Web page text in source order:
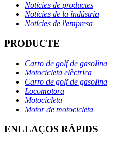
Notícies de productes
Notícies de la indústria
Notícies de l'empresa
PRODUCTE
Carro de golf de gasolina
Motocicleta elèctrica
Carro de golf de gasolina
Locomotora
Motocicleta
Motor de motocicleta
ENLLAÇOS RÀPIDS